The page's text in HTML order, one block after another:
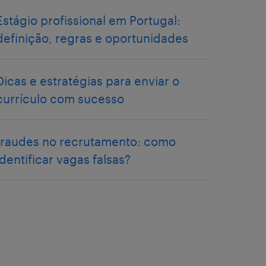
profissional em Portugal:
regras e oportunidades
e estratégias para enviar o
com sucesso
no recrutamento: como
vagas falsas?